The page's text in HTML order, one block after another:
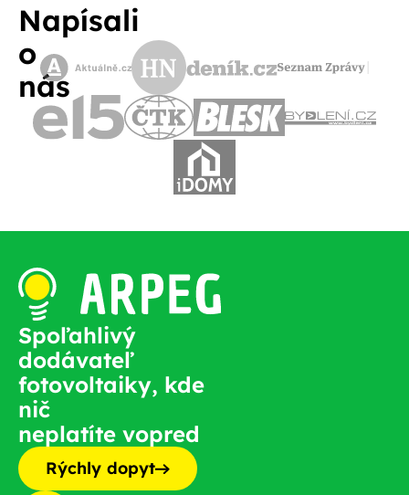
Napísali
o
nás
Spoľahlivý
dodávateľ
fotovoltaiky, kde
nič
neplatíte vopred
Rýchly dopyt